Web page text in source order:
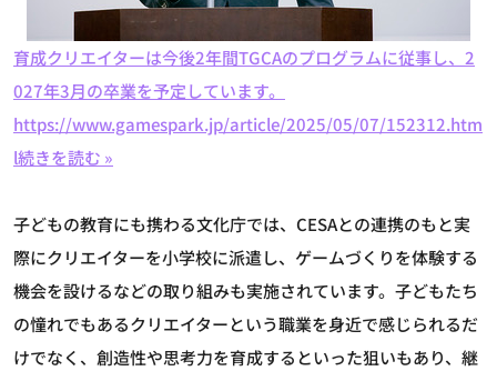
育成クリエイターは今後2年間TGCAのプログラムに従事し、2
027年3月の卒業を予定しています。
https://www.gamespark.jp/article/2025/05/07/152312.htm
l続きを読む »
子どもの教育にも携わる文化庁では、CESAとの連携のもと実
際にクリエイターを小学校に派遣し、ゲームづくりを体験する
機会を設けるなどの取り組みも実施されています。子どもたち
の憧れでもあるクリエイターという職業を身近で感じられるだ
けでなく、創造性や思考力を育成するといった狙いもあり、継